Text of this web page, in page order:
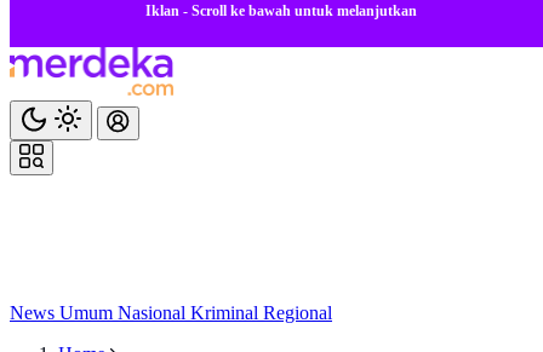
Iklan - Scroll ke bawah untuk melanjutkan
News Umum Nasional Kriminal Regional